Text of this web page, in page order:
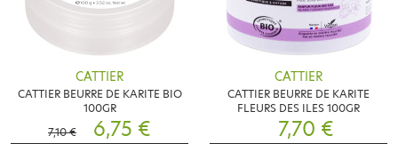
CATTIER
CATTIER BEURRE DE KARITE BIO
100GR
7,10 €
6,75 €
CATTIER
CATTIER BEURRE DE KARITE
FLEURS DES ILES 100GR
7,70 €